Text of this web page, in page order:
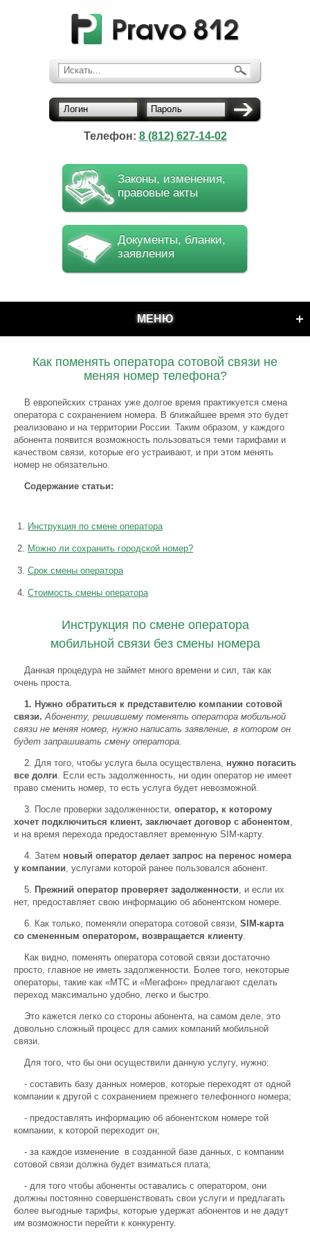
Искать...
Логин Пароль
Телефон: 8 (812) 627-14-02
Законы, изменения,
правовые акты
Документы, бланки,
заявления
МЕНЮ
Как поменять оператора сотовой связи не
меняя номер телефона?
В европейских странах уже долгое время практикуется смена
оператора с сохранением номера. В ближайшее время это будет
реализовано и на территории России. Таким образом, у каждого
абонента появится возможность пользоваться теми тарифами и
качеством связи, которые его устраивают, и при этом менять
номер не обязательно.
Содержание статьи:
Инструкция по смене оператора
Можно ли сохранить городской номер?
Срок смены оператора
Стоимость смены оператора
Инструкция по смене оператора
мобильной связи без смены номера
Данная процедура не займет много времени и сил, так как
очень проста.
1. Нужно обратиться к представителю компании сотовой
связи. Абоненту, решившему поменять оператора мобильной
связи не меняя номер, нужно написать заявление, в котором он
будет запрашивать смену оператора.
2. Для того, чтобы услуга была осуществлена, нужно погасить
все долги. Если есть задолженность, ни один оператор не имеет
право сменить номер, то есть услуга будет невозможной.
3. После проверки задолженности, оператор, к которому
хочет подключиться клиент, заключает договор с абонентом,
и на время перехода предоставляет временную SIM-карту.
4. Затем новый оператор делает запрос на перенос номера
у компании, услугами которой ранее пользовался абонент.
5. Прежний оператор проверяет задолженности, и если их
нет, предоставляет свою информацию об абонентском номере.
6. Как только, поменяли оператора сотовой связи, SIM-карта
со смененным оператором, возвращается клиенту.
Как видно, поменять оператора сотовой связи достаточно
просто, главное не иметь задолженности. Более того, некоторые
операторы, такие как «МТС и «Мегафон» предлагают сделать
переход максимально удобно, легко и быстро.
Это кажется легко со стороны абонента, на самом деле, это
довольно сложный процесс для самих компаний мобильной
связи.
Для того, что бы они осуществили данную услугу, нужно:
- составить базу данных номеров, которые переходят от одной
компании к другой с сохранением прежнего телефонного номера;
- предоставлять информацию об абонентском номере той
компании, к которой переходит он;
- за каждое изменение в созданной базе данных, с компании
сотовой связи должна будет взиматься плата;
- для того чтобы абоненты оставались с оператором, они
должны постоянно совершенствовать свои услуги и предлагать
более выгодные тарифы, которые удержат абонентов и не дадут
им возможности перейти к конкуренту.